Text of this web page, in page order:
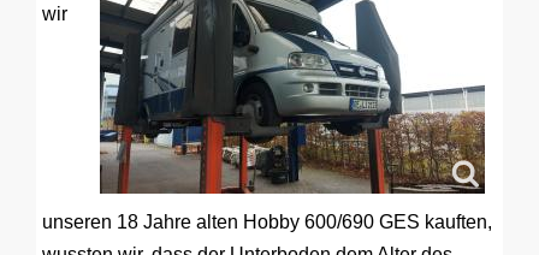
wir
unseren 18 Jahre alten Hobby 600/690 GES kauften,